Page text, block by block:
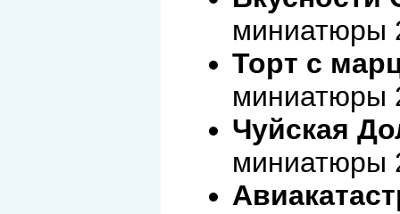
миниатюры
Торт с
миниатюры
Чуйская
миниатюры